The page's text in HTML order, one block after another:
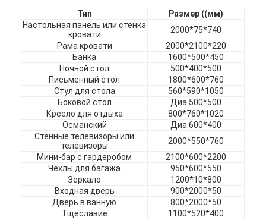
Тип
Размер ((мм)
Настольная панель или стенка
кровати
2000*75*740
Рама кровати
2000*2100*220
Банка
1600*500*450
Ночной стол
500*400*500
Письменный стол
1800*600*760
Стул для стола
560*590*1050
Боковой стол
Диа 500*500
Кресло для отдыха
800*760*1020
Османский
Диа 600*400
Стенные телевизоры или
телевизоры
2000*550*760
Мини-бар с гардеробом
2100*600*2200
Чехлы для багажа
950*600*550
Зеркало
1200*10*800
Входная дверь
900*2000*50
Дверь в ванную
800*2000*50
Тщеславие
1100*520*400